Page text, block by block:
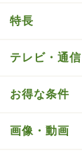
特長
テレビ・通信
お得な条件
画像・動画